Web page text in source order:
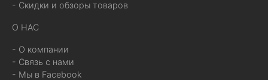
- Скидки и обзоры товаров
О НАС
- О компании
- Связь с нами
- Мы в Facebook